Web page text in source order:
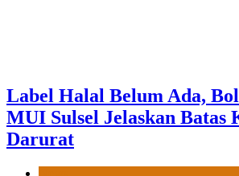
Label Halal Belum Ada,
MUI Sulsel Jelaskan Batas
Darurat